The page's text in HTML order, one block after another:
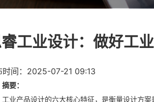
工业设计：做好工
时间：2025-07-21 09:13
摘要：
工业产品设计的六大核心特征，是衡量设计方